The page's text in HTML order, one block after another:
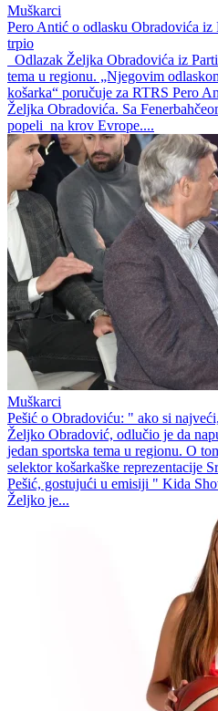
Muškarci
Pero Antić o odlasku Obradovića
trpio
Odlazak Željka Obradovića iz
tema u regionu. „Njegovim
košarka“ poručuje za RTRS Pero
Željka Obradovića. Sa
popeli na krov Evrope....
Muškarci
Pešić o Obradoviću: " ako si
Željko Obradović, odlučio je da
jedan sportska tema u regionu. O
selektor košarkaške reprezentacije
Pešić, gostujući u emisiji " Kida
Željko je...